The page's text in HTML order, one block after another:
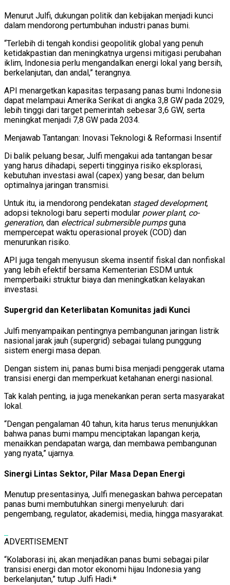
Menurut Julfi, dukungan politik dan kebijakan menjadi kunci
dalam mendorong pertumbuhan industri panas bumi.
“Terlebih di tengah kondisi geopolitik global yang penuh
ketidakpastian dan meningkatnya urgensi mitigasi perubahan
iklim, Indonesia perlu mengandalkan energi lokal yang bersih,
berkelanjutan, dan andal,” terangnya.
API menargetkan kapasitas terpasang panas bumi Indonesia
dapat melampaui Amerika Serikat di angka 3,8 GW pada 2029,
lebih tinggi dari target pemerintah sebesar 3,6 GW, serta
meningkat menjadi 7,8 GW pada 2034.
Menjawab Tantangan: Inovasi Teknologi & Reformasi Insentif
Di balik peluang besar, Julfi mengakui ada tantangan besar
yang harus dihadapi, seperti tingginya risiko eksplorasi,
kebutuhan investasi awal (capex) yang besar, dan belum
optimalnya jaringan transmisi.
Untuk itu, ia mendorong pendekatan staged development,
adopsi teknologi baru seperti modular power plant, co-
generation, dan electrical submersible pumpsguna
mempercepat waktu operasional proyek (COD) dan
menurunkan risiko.
API juga tengah menyusun skema insentif fiskal dan nonfiskal
yang lebih efektif bersama Kementerian ESDM untuk
memperbaiki struktur biaya dan meningkatkan kelayakan
investasi.
Supergrid dan Keterlibatan Komunitas jadi Kunci
Julfi menyampaikan pentingnya pembangunan jaringan listrik
nasional jarak jauh (supergrid) sebagai tulang punggung
sistem energi masa depan.
Dengan sistem ini, panas bumi bisa menjadi penggerak utama
transisi energi dan memperkuat ketahanan energi nasional.
Tak kalah penting, ia juga menekankan peran serta masyarakat
lokal.
“Dengan pengalaman 40 tahun, kita harus terus menunjukkan
bahwa panas bumi mampu menciptakan lapangan kerja,
menaikkan pendapatan warga, dan membawa pembangunan
yang nyata,” ujarnya.
Sinergi Lintas Sektor, Pilar Masa Depan Energi
Menutup presentasinya, Julfi menegaskan bahwa percepatan
panas bumi membutuhkan sinergi menyeluruh: dari
pengembang, regulator, akademisi, media, hingga masyarakat.
ADVERTISEMENT
“Kolaborasi ini, akan menjadikan panas bumi sebagai pilar
transisi energi dan motor ekonomi hijau Indonesia yang
berkelanjutan,” tutup Julfi Hadi.*